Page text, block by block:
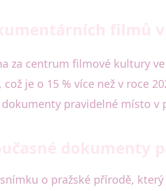
za centrum filmové kultury
je o 15 % více než v roce
pravidelné místo v
o pražské přírodě,